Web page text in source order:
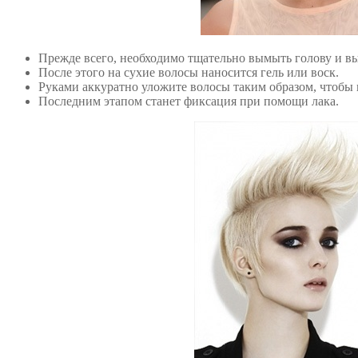
Прежде всего, необходимо тщательно вымыть голову и
После этого на сухие волосы наносится гель или воск.
Руками аккуратно уложите волосы таким образом,
Последним этапом станет фиксация при помощи лака.